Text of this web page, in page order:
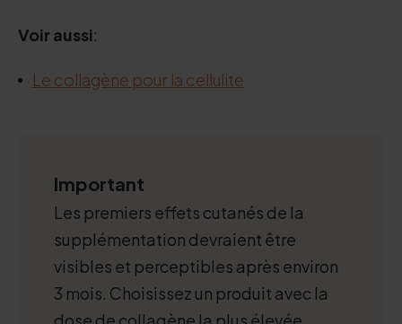
Voir aussi:
Le collagène pour la cellulite
Important
Les premiers effets cutanés de la
supplémentation devraient être
visibles et perceptibles après environ
3 mois. Choisissez un produit avec la